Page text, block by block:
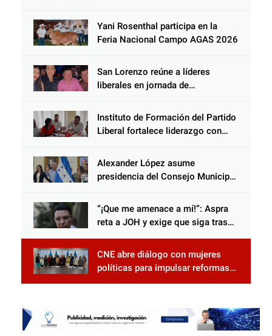
peso de la ley al responsable de
Choloma es consolidar un Estado
que protege al verdugo y
Yani Rosenthal participa en la
Feria Nacional Campo AGAS 2026
San Lorenzo reúne a líderes
liberales en jornada de
Instituto de Formación del Partido
Liberal fortalece liderazgo con
Alexander López asume
presidencia del Consejo Municipal
Censo Nacional 2026
“¡Que me amenace a mí!”: Aspra
reta a JOH y exige que siga tras
CNE abre diálogo con mujeres
políticas para impulsar reformas